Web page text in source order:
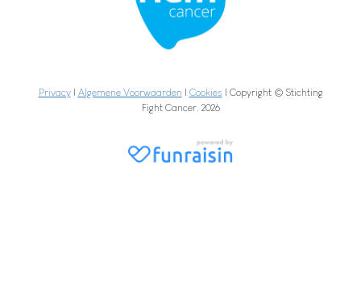
Privacy| Algemene Voorwaarden | Cookies | Copyright © Stichting
Fight Cancer. 2026